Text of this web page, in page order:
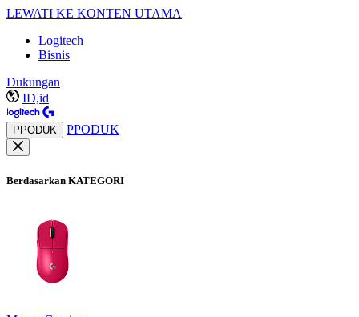
LEWATI KE KONTEN UTAMA
Logitech
Bisnis
Dukungan
ID,id
PPODUK PPODUK
Berdasarkan KATEGORI